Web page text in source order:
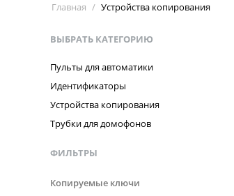
Главная / Устройства копирования
ВЫБРАТЬ КАТЕГОРИЮ
Пульты для автоматики
Идентификаторы
Устройства копирования
Трубки для домофонов
ФИЛЬТРЫ
Копируемые ключи